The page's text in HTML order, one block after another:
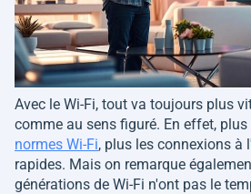
Avec le Wi-Fi, tout va toujours plus
comme au sens figuré. En effet,
normes Wi-Fi, plus les connexions à
rapides. Mais on remarque
générations de Wi-Fi n'ont pas le